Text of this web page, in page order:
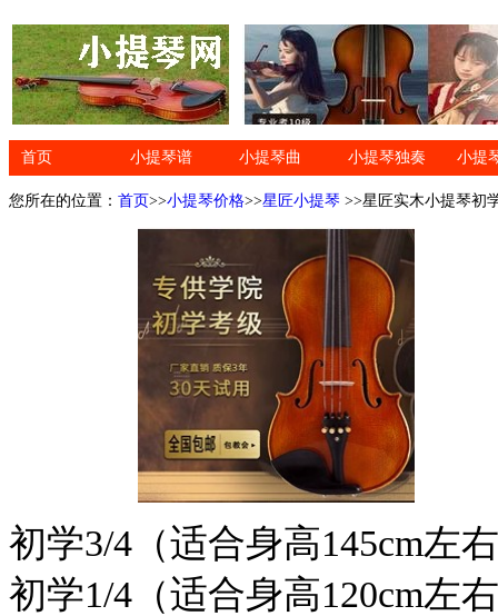
首页 小提琴谱 小提琴曲 小提琴独奏 小提
您所在的位置： 首页>>小提琴价格>>星匠小提琴 >>星匠实木小提琴初
初学3/4（适合身高145cm左
初学1/4（适合身高120cm左